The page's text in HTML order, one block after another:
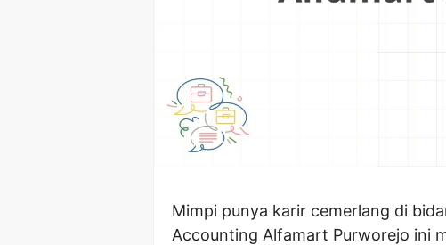
Mimpi punya karir cemerlang di
Accounting Alfamart Purworejo ini